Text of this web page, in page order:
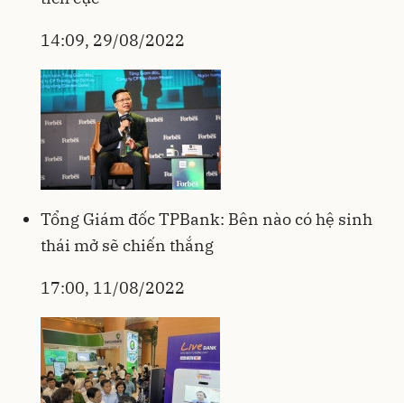
14:09, 29/08/2022
Tổng Giám đốc TPBank: Bên nào có hệ sinh
thái mở sẽ chiến thắng
17:00, 11/08/2022